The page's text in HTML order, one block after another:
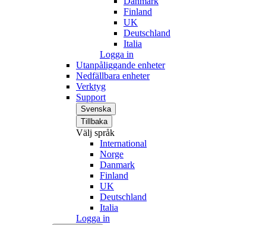
Finland
UK
Deutschland
Italia
Logga in
Utanpåliggande enheter
Nedfällbara enheter
Verktyg
Support
Svenska
Tillbaka
Välj språk
International
Norge
Danmark
Finland
UK
Deutschland
Italia
Logga in